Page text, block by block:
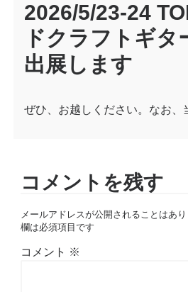
2026/5/23-24
ドクラフトギタ
出展します
ぜひ、お越しください。なお
コメントを残す
メールアドレスが公開されることはあり
欄は必須項目です
コメント ※